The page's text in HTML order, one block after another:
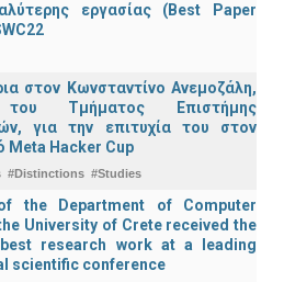
εργασίας (Best Paper
στον Κωνσταντίνο Ανεμοζάλη,
του Τμήματος Επιστήμης
για την επιτυχία του στον
Meta Hacker Cup
#Distinctions #Studies
the Department of Computer
University of Crete received the
research work at a leading
scientific conference